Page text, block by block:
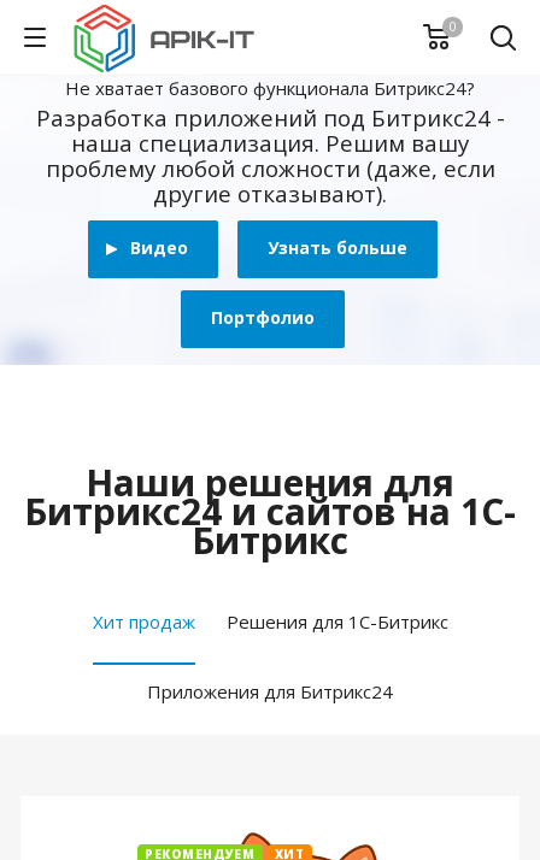
0
Не хватает базового функционала Битрикс24?
Разработка приложений под Битрикс24 -
наша специализация. Решим вашу
проблему любой сложности (даже, если
другие отказывают).
Видео Узнать больше
Портфолио
Наши решения для
Битрикс24 и сайтов на 1С-
Битрикс
Хит продаж Решения для 1С-Битрикс
Приложения для Битрикс24
РЕКОМЕНДУЕМ ХИТ